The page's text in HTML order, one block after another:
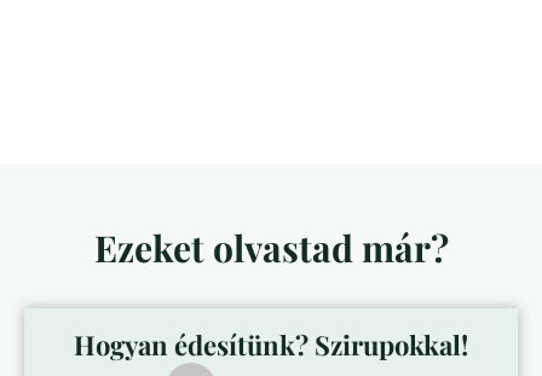
Ezeket olvastad már?
Hogyan édesítünk? Szirupokkal!